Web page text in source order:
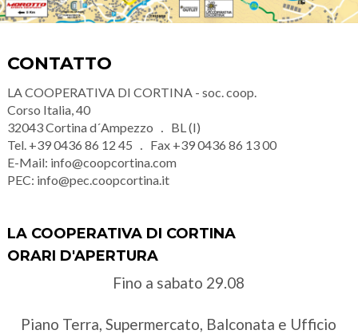
CONTATTO
LA COOPERATIVA DI CORTINA - soc. coop.
Corso Italia, 40
32043Cortina d´Ampezzo
BL (I)
Tel. +39 0436 86 12 45 Fax +39 0436 86 13 00
E-Mail: info@coopcortina.com
PEC: info@pec.coopcortina.it
LA COOPERATIVA DI CORTINA
ORARI D'APERTURA
Fino a sabato 29.08
Piano Terra, Supermercato, Balconata e Ufficio